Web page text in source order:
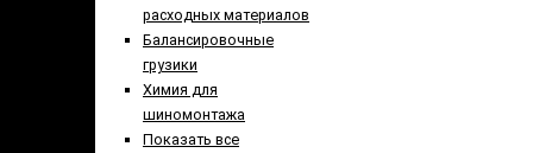
расходных материалов
Балансировочные
грузики
Химия для
шиномонтажа
Показать все